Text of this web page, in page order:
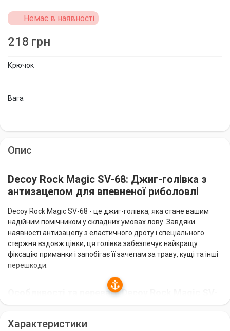
Крючок
Вага
Немає в наявності
218 грн
Опис
Decoy Rock Magic SV-68: Джиг-голівка з
антизацепом для впевненої риболовлі
Decoy Rock Magic SV-68 - це джиг-голівка, яка стане вашим
надійним помічником у складних умовах лову. Завдяки
наявності антизацепу з еластичного дроту і спеціального
стержня вздовж цівки, ця голівка забезпечує найкращу
фіксацію приманки і запобігає її зачепам за траву, кущі та інші
перешкоди.
Особливості та переваги Decoy Rock Magic SV-
68
Ефективний захист від зачепів:
Характеристики